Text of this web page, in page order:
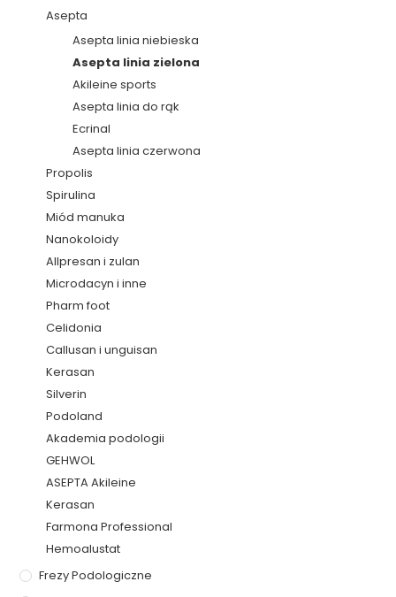
Asepta
Asepta linia niebieska
Asepta linia zielona
Akileine sports
Asepta linia do rąk
Ecrinal
Asepta linia czerwona
Propolis
Spirulina
Miód manuka
Nanokoloidy
Allpresan i zulan
Microdacyn i inne
Pharm foot
Celidonia
Callusan i unguisan
Kerasan
Silverin
Podoland
Akademia podologii
GEHWOL
ASEPTA Akileine
Kerasan
Farmona Professional
Hemoalustat
Frezy Podologiczne